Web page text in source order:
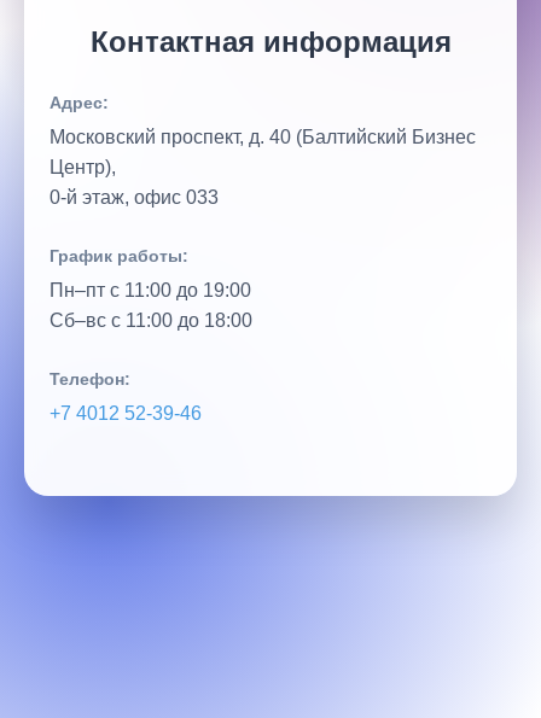
Контактная информация
Адрес:
Московский проспект, д. 40 (Балтийский Бизнес
Центр),
0‑й этаж, офис 033
График работы:
Пн–пт с 11:00 до 19:00
Сб–вс с 11:00 до 18:00
Телефон:
+7 4012 52‑39‑46